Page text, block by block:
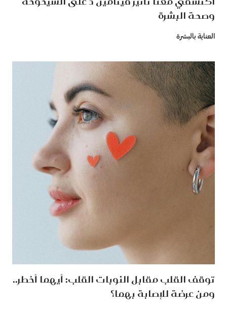
وصحة البشرة
العناية بالبشرة
توقف القلب مقابل النوبات القلب: أيهما أخطر..
ومن عرضة للإصابة بهما؟